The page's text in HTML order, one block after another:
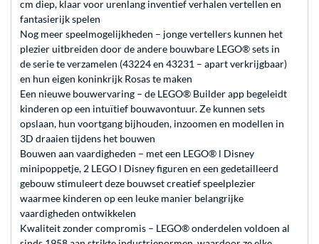
cm diep, klaar voor urenlang inventief verhalen vertellen en
fantasierijk spelen
Nog meer speelmogelijkheden – jonge vertellers kunnen het
plezier uitbreiden door de andere bouwbare LEGO® sets in
de serie te verzamelen (43224 en 43231 – apart verkrijgbaar)
en hun eigen koninkrijk Rosas te maken
Een nieuwe bouwervaring – de LEGO® Builder app begeleidt
kinderen op een intuïtief bouwavontuur. Ze kunnen sets
opslaan, hun voortgang bijhouden, inzoomen en modellen in
3D draaien tijdens het bouwen
Bouwen aan vaardigheden – met een LEGO® ǀ Disney
minipoppetje, 2 LEGO ǀ Disney figuren en een gedetailleerd
gebouw stimuleert deze bouwset creatief speelplezier
waarmee kinderen op een leuke manier belangrijke
vaardigheden ontwikkelen
Kwaliteit zonder compromis – LEGO® onderdelen voldoen al